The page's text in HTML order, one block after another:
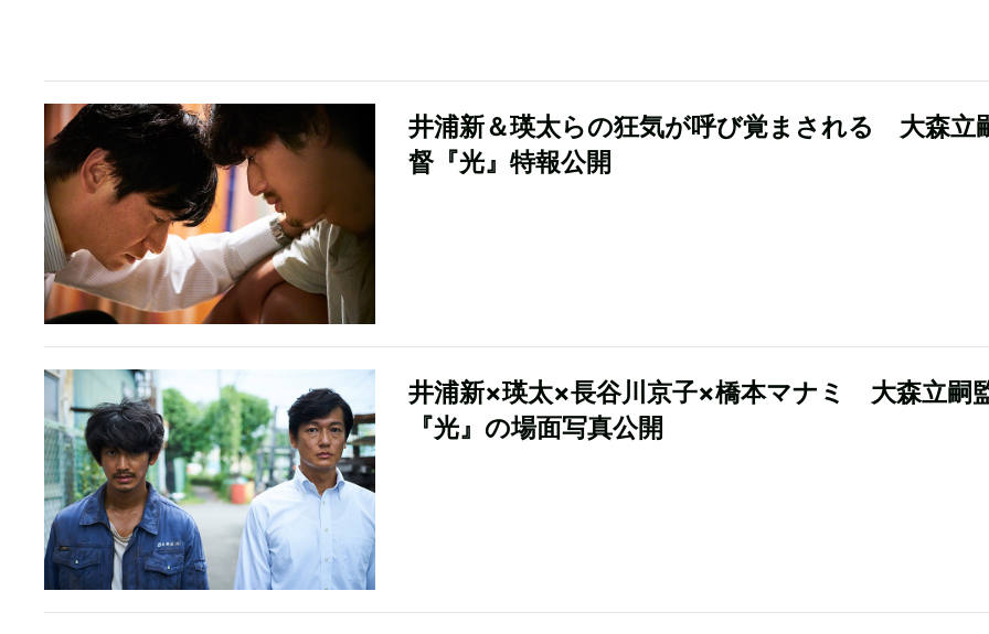
井浦新＆瑛太らの狂気が呼び覚まされる 大森立
督『光』特報公開
井浦新×瑛太×長谷川京子×橋本マナミ 大森立嗣
『光』の場面写真公開